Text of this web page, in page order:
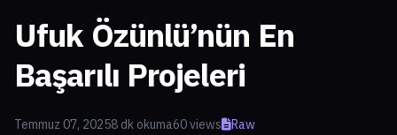
Ufuk Özünlü’nün En
Başarılı Projeleri
Temmuz 07, 20258 dk okuma60 views Raw